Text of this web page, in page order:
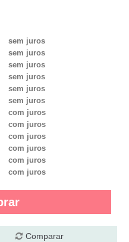
sem juros
sem juros
sem juros
sem juros
sem juros
sem juros
com juros
com juros
com juros
com juros
com juros
com juros
Comparar